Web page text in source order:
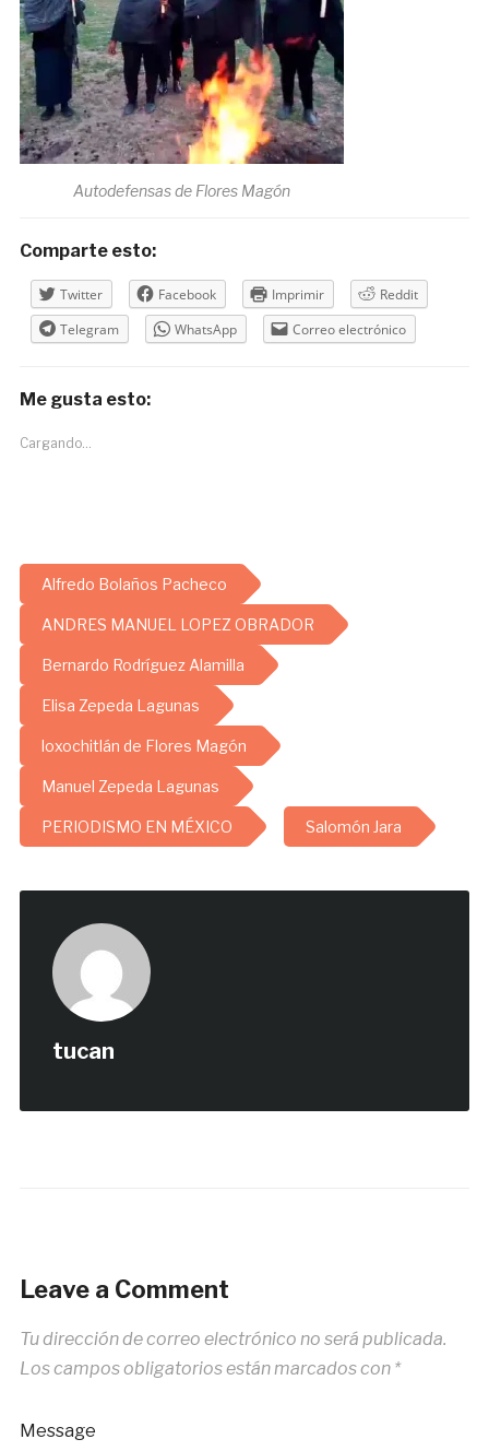
Autodefensas de Flores Magón
Comparte esto:
Twitter Facebook Imprimir
Reddit
Telegram
WhatsApp Correo electrónico
Me gusta esto:
Cargando...
Alfredo Bolaños Pacheco
ANDRES MANUEL LOPEZ OBRADOR
Bernardo Rodríguez Alamilla
Elisa Zepeda Lagunas
loxochitlán de Flores Magón
Manuel Zepeda Lagunas
PERIODISMO EN MÉXICO Salomón Jara
tucan
Leave a Comment
Tu dirección de correo electrónico no será publicada.
Los campos obligatorios están marcados con *
Message